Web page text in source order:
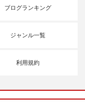
ブログランキング
ジャンル一覧
利用規約